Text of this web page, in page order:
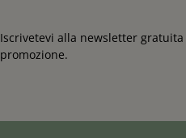
Iscrivetevi alla newsletter
promozione.